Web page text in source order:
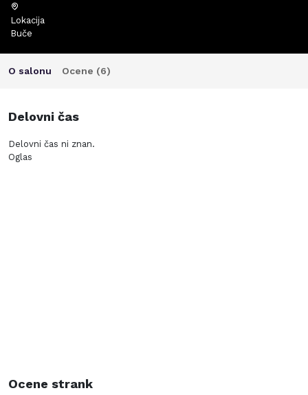
Lokacija
Buče
O salonu Ocene (6)
Delovni čas
Delovni čas ni znan.
Oglas
Ocene strank